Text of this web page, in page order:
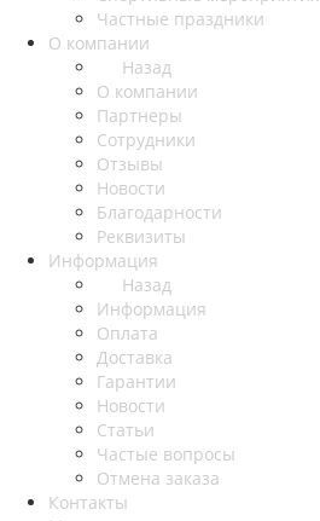
Частные праздники
О компании
Назад
О компании
Партнеры
Сотрудники
Отзывы
Новости
Благодарности
Реквизиты
Информация
Назад
Информация
Оплата
Доставка
Гарантии
Новости
Статьи
Частые вопросы
Отмена заказа
Контакты